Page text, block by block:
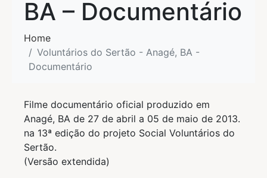
BA – Documentário
Home
Voluntários do Sertão - Anagé, BA -
Documentário
Filme documentário oficial produzido em
Anagé, BA de 27 de abril a 05 de maio de 2013.
na 13ª edição do projeto Social Voluntários do
Sertão.
(Versão extendida)